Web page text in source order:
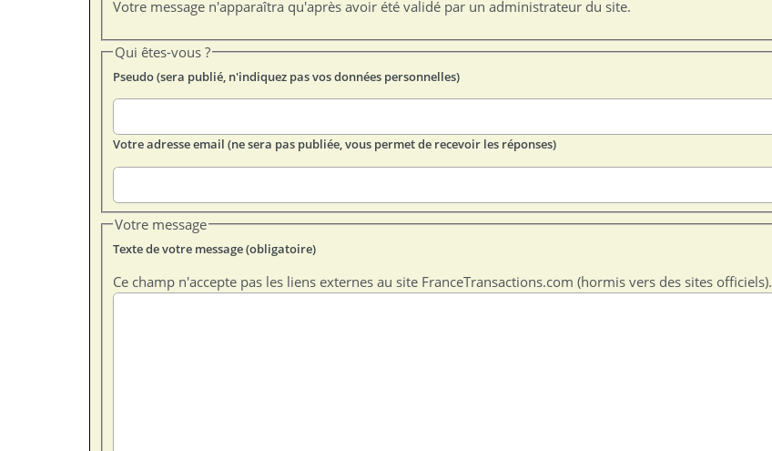
Votre message n'apparaîtra qu'après avoir été validé par un administrateur du site.
Qui êtes-vous ?
Pseudo (sera publié, n'indiquez pas vos données personnelles)
Votre adresse email (ne sera pas publiée, vous permet de recevoir les réponses)
Votre message
Texte de votre message (obligatoire)
Ce champ n'accepte pas les liens externes au site FranceTransactions.com (hormis vers des sites officiels).